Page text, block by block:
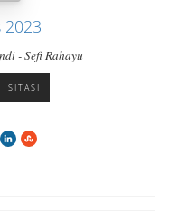
2023
- Sefi Rahayu
SITASI